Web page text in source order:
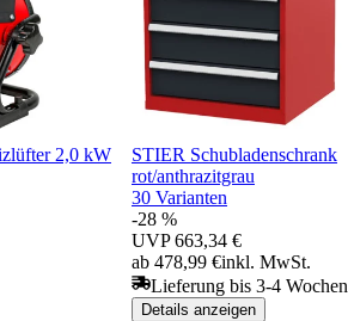
2,0 kW
STIER Schubladenschrank
rot/anthrazitgrau
30 Varianten
-28 %
UVP 663,34 €
ab 478,99 €inkl. MwSt.
Lieferung bis 3-4 Wochen
Details anzeigen